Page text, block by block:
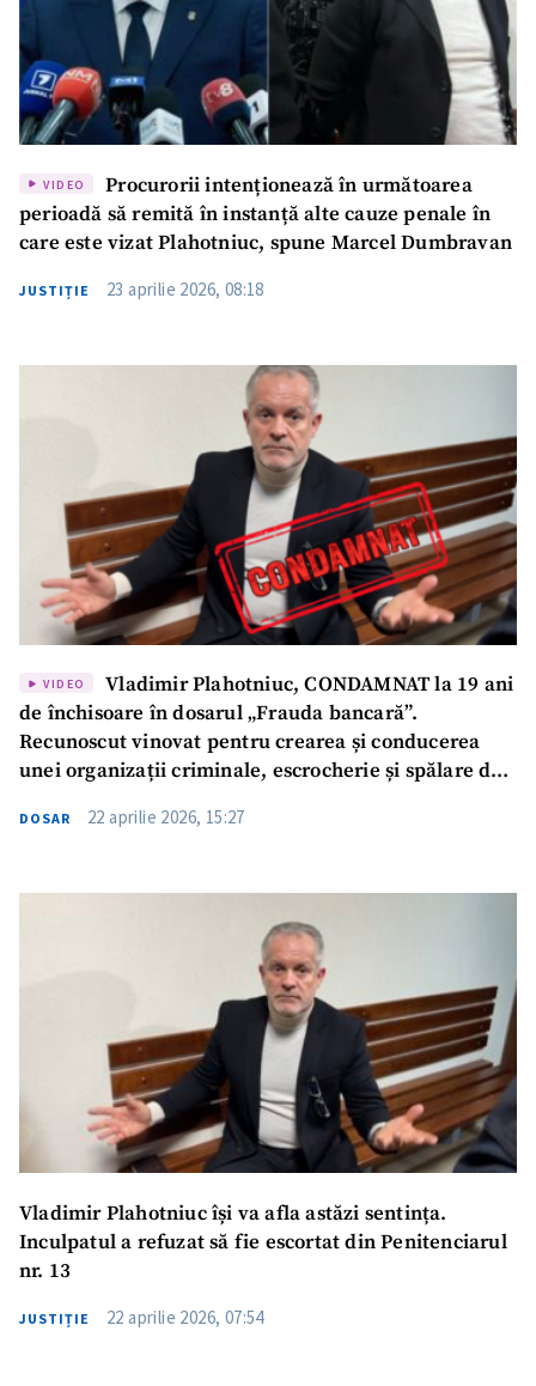
VIDEO
Procurorii intenționează în următoarea
perioadă să remită în instanță alte cauze penale în
care este vizat Plahotniuc, spune Marcel Dumbravan
JUSTIȚIE 23 aprilie 2026, 08:18
VIDEO
Vladimir Plahotniuc, CONDAMNAT la 19 ani
de închisoare în dosarul „Frauda bancară”.
Recunoscut vinovat pentru crearea și conducerea
unei organizații criminale, escrocherie și spălare de
DOSAR 22 aprilie 2026, 15:27
Vladimir Plahotniuc își va afla astăzi sentința.
Inculpatul a refuzat să fie escortat din Penitenciarul
nr. 13
JUSTIȚIE 22 aprilie 2026, 07:54
Fotografie
+ Încarcă imagine
Link media+ Link media
Mesajul știrei
+ Mesajul știrei